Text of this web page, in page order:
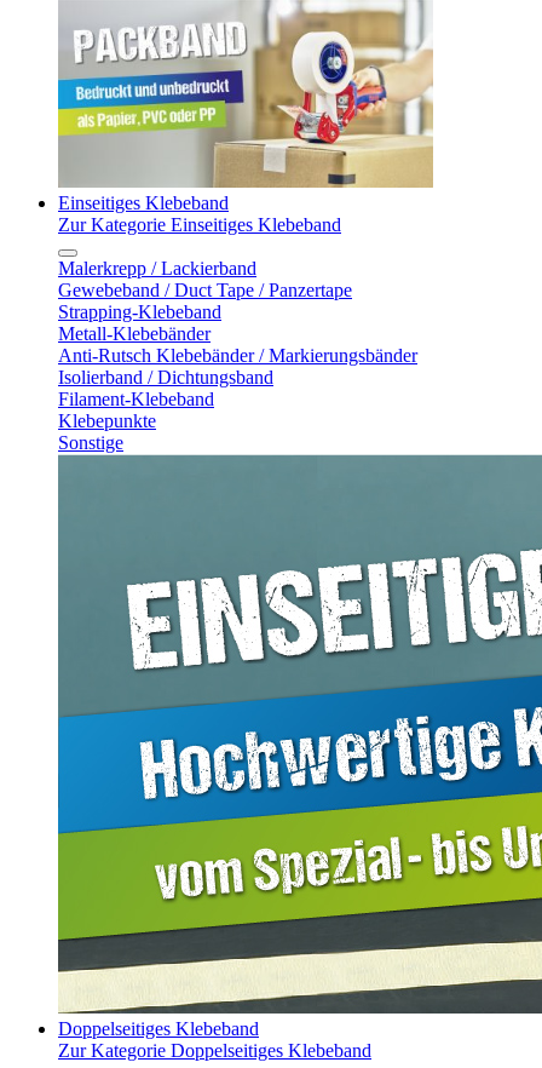
Einseitiges Klebeband
Zur Kategorie Einseitiges Klebeband
Malerkrepp / Lackierband
Gewebeband / Duct Tape / Panzertape
Strapping-Klebeband
Metall-Klebebänder
Anti-Rutsch Klebebänder / Markierungsbänder
Isolierband / Dichtungsband
Filament-Klebeband
Klebepunkte
Sonstige
Doppelseitiges Klebeband
Zur Kategorie Doppelseitiges Klebeband